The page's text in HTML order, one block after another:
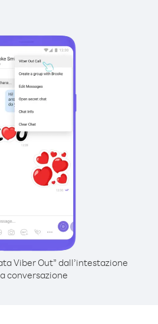
Viber Out” dall’intestazione
conversazione